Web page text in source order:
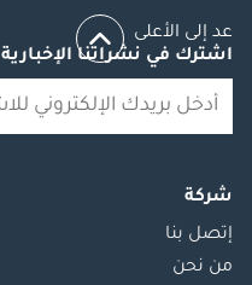
عد إلى الأعلى
اشترك في نشراتنا الإخبارية
شركة
إتصل بنا
من نحن